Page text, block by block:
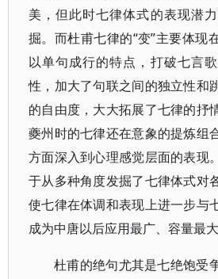
美，但此时七律体式的表现潜
掘。而杜甫七律的“变”主要体现
以单句成行的特点，打破七言
性，加大了句联之间的独立性和
的自由度，大大拓展了七律的抒
夔州时的七律还在意象的提炼组
方面深入到心理感觉层面的表现
于从多种角度发掘了七律体式对
使七律在体调和表现上进一步与
成为中唐以后应用最广、容量最
杜甫的绝句尤其是七绝饱受